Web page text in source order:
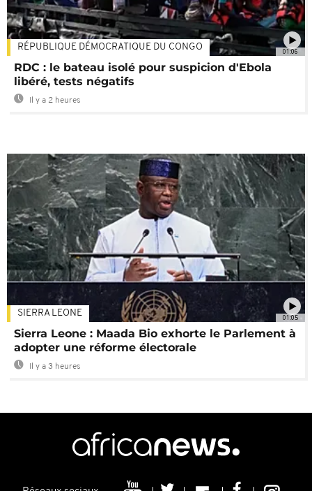
01:06
RÉPUBLIQUE DÉMOCRATIQUE DU CONGO
RDC : le bateau isolé pour suspicion d'Ebola
libéré, tests négatifs
Il y a 2 heures
01:05
SIERRA LEONE
Sierra Leone : Maada Bio exhorte le Parlement à
adopter une réforme électorale
Il y a 3 heures